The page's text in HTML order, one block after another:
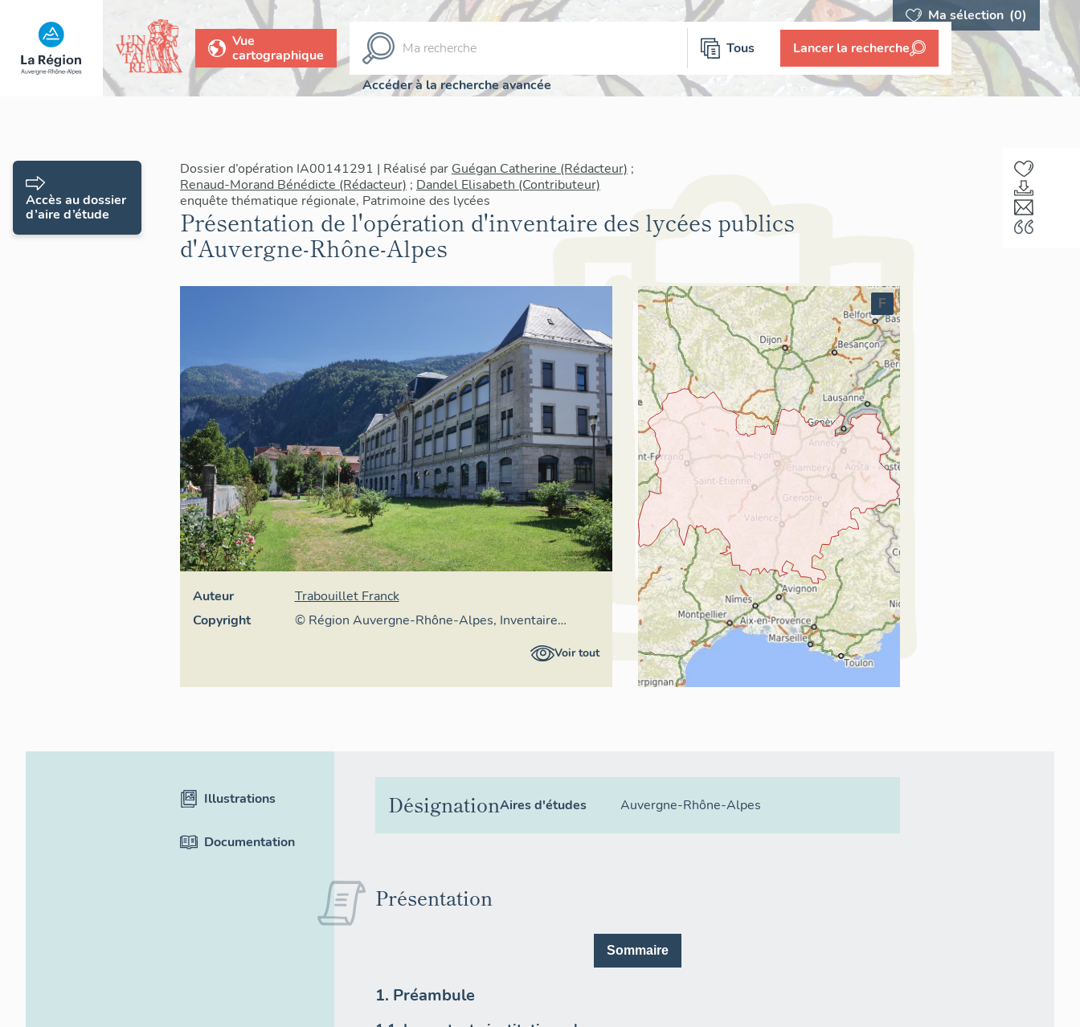
Ma sélection (0)
Vue
cartographique
Tous Lancer la recherche
Accéder à la recherche avancée
Dossier d’opération IA00141291 | Réalisé par Guégan Catherine (Rédacteur) ;
Renaud-Morand Bénédicte (Rédacteur) ; Dandel Elisabeth (Contributeur)
enquête thématique régionale, Patrimoine des lycées
Présentation de l'opération d'inventaire des lycées publics
d'Auvergne-Rhône-Alpes
Auteur
Trabouillet Franck
Copyright
© Région Auvergne-Rhône-Alpes, Inventaire
Voir tout
F
Accès au dossier
d’aire d’étude
Illustrations
Documentation
DésignationAires d'études Auvergne-Rhône-Alpes
Présentation
Sommaire
1. Préambule